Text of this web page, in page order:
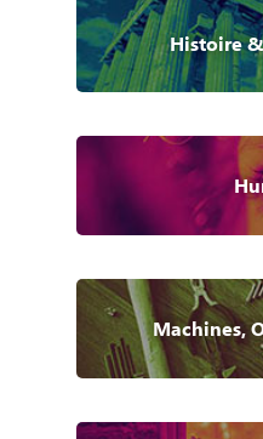
Histoire
Machines,